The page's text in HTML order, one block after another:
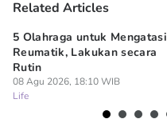
Related Articles
5 Olahraga untuk Mengatasi
Reumatik, Lakukan secara
Rutin
08 Agu 2026, 18:10 WIB
Life